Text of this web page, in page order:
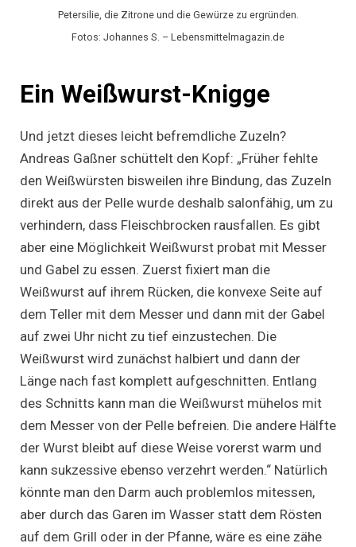
Petersilie, die Zitrone und die Gewürze zu ergründen.
Fotos: Johannes S. – Lebensmittelmagazin.de
Ein Weißwurst-Knigge
Und jetzt dieses leicht befremdliche Zuzeln?
Andreas Gaßner schüttelt den Kopf: „Früher fehlte
den Weißwürsten bisweilen ihre Bindung, das Zuzeln
direkt aus der Pelle wurde deshalb salonfähig, um zu
verhindern, dass Fleischbrocken rausfallen. Es gibt
aber eine Möglichkeit Weißwurst probat mit Messer
und Gabel zu essen. Zuerst fixiert man die
Weißwurst auf ihrem Rücken, die konvexe Seite auf
dem Teller mit dem Messer und dann mit der Gabel
auf zwei Uhr nicht zu tief einzustechen. Die
Weißwurst wird zunächst halbiert und dann der
Länge nach fast komplett aufgeschnitten. Entlang
des Schnitts kann man die Weißwurst mühelos mit
dem Messer von der Pelle befreien. Die andere Hälfte
der Wurst bleibt auf diese Weise vorerst warm und
kann sukzessive ebenso verzehrt werden.“ Natürlich
könnte man den Darm auch problemlos mitessen,
aber durch das Garen im Wasser statt dem Rösten
auf dem Grill oder in der Pfanne, wäre es eine zähe